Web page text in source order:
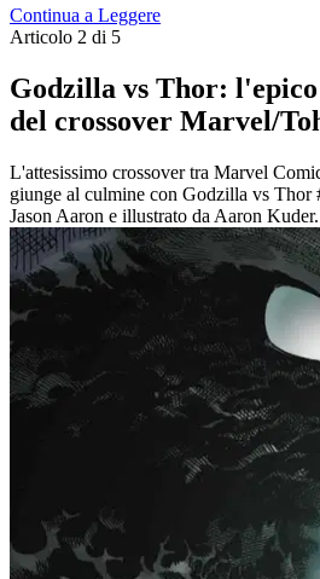
Continua a Leggere
Articolo 2 di 5
Godzilla vs Thor:
del crossover Marvel/
L'attesissimo crossover tra Marvel
giunge al culmine con Godzilla vs Thor
Jason Aaron e illustrato da Aaron Kuder.